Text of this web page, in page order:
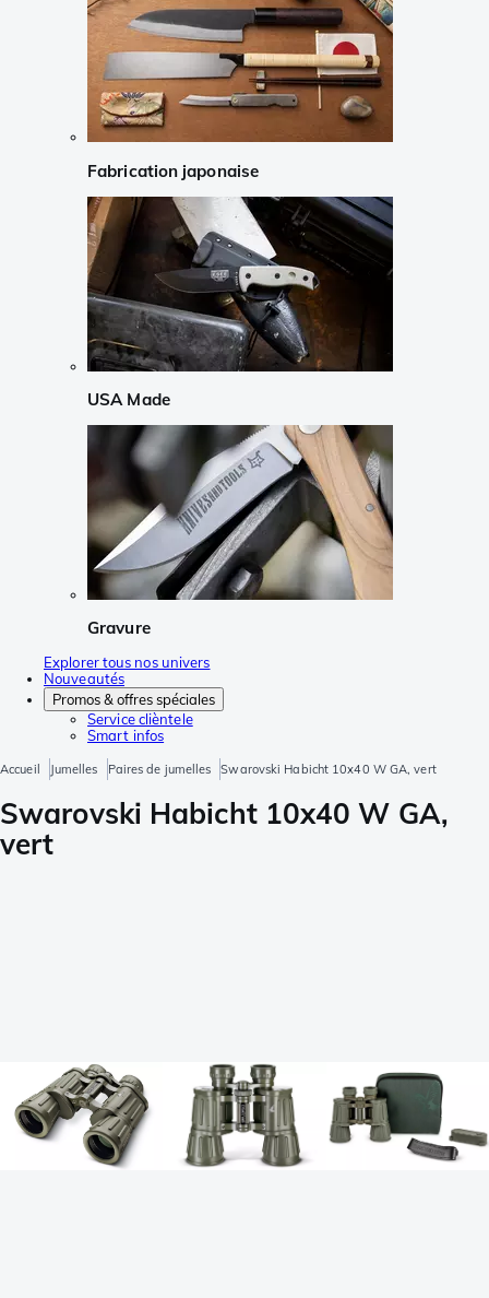
Fabrication japonaise
USA Made
Gravure
Explorer tous nos univers
Nouveautés
Promos & offres spéciales
Service clièntele
Smart infos
Accueil Jumelles Paires de jumelles Swarovski Habicht 10x40 W GA, vert
Swarovski Habicht 10x40 W GA,
vert